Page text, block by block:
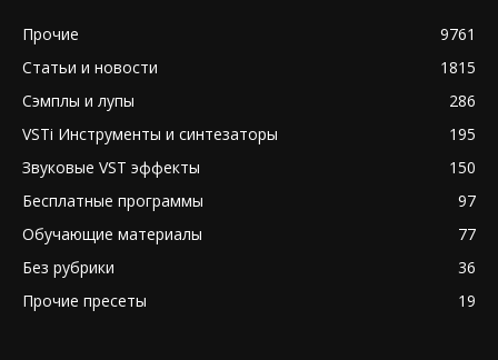
Прочие
9761
Статьи и новости
1815
Сэмплы и лупы
286
VSTi Инструменты и синтезаторы
195
Звуковые VST эффекты
150
Бесплатные программы
97
Обучающие материалы
77
Без рубрики
36
Прочие пресеты
19